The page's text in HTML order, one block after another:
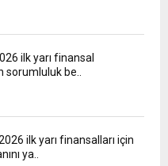
ilk yarı finansal
sorumluluk be..
ilk yarı finansalları için
ya..